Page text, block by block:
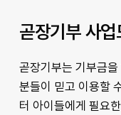
곧장기부 사업
곧장기부는 기부금
분들이 믿고 이용할
터 아이들에게 필요